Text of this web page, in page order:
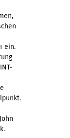
ein.